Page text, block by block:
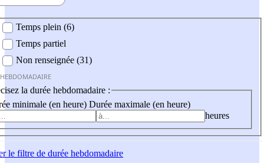
Temps plein (6)
Temps partiel
Non renseignée (31)
la durée hebdomadaire :
minimale (en heure) Durée maximale (en heure)
heures
le filtre de durée hebdomadaire